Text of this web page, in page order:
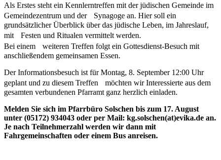
Als Erstes steht ein Kennlerntreffen mit der jüdischen Gemeinde im
Gemeindezentrum und der Synagoge an. Hier soll ein
grundsätzlicher Überblick über das jüdische Leben, im Jahreslauf,
mit Festen und Ritualen vermittelt werden.
Bei einem weiteren Treffen folgt ein Gottesdienst-Besuch mit
anschließendem gemeinsamen Essen.
Der Informationsbesuch ist für Montag, 8. September 12:00 Uhr
geplant und zu diesem Treffen möchten wir Interessierte aus dem
gesamten verbundenen Pfarramt ganz herzlich einladen.
Melden Sie sich im Pfarrbüro Solschen bis zum 17. August
unter (05172) 934043 oder per Mail: kg.solschen(at)evika.de an.
Je nach Teilnehmerzahl werden wir dann mit
Fahrgemeinschaften oder einem Bus anreisen.